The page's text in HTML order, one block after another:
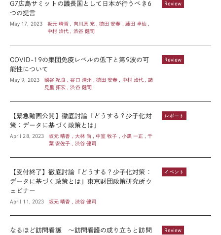
Review
G7広島サミットの議長国として日本が行うべき6
つの提言
May 17, 2023
坂元 晴香 , 向川原 充 , 徳田 安春 , 藤田 卓仙 ,
中村 治代 , 渋谷 健司
Review
COVID-19の集団免疫レベルの低下と第9波の可
能性について
May 9, 2023
國谷 紀良 , 谷口 清州 , 徳田 安春 , 中村 治代 , 諸
見里 拓宏 , 渋谷 健司
レポート
【緊急動画公開】徹底討論「どうする？少子化対
策：データに基づく政策とは」
April 28, 2023
坂元 晴香 , 大林 尚 , 中室 牧子 , 小黒 一正 , 千
葉 安佐子 , 渋谷 健司
イベント
【受付終了】徹底討論「どうする？少子化対策：
データに基づく政策とは」東京財団政策研究所ウ
ェビナー
April 11, 2023 坂元 晴香 , 渋谷 健司
Review
なるほど訪問看護 ～訪問看護の成り立ちと訪問